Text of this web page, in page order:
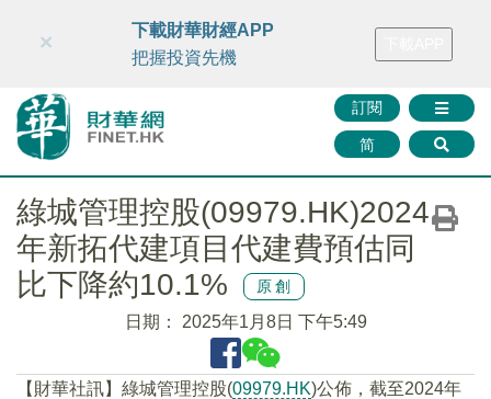
財華智庫網 FINTV FINMETA 財華證券 媒體矩陣
訂閱
简
×
下載財華財經APP
把握投資先機
綠城管理控股(09979.HK)2024
年新拓代建項目代建費預估同
比下降約10.1%
原創
日期： 2025年1月8日 下午5:49
【財華社訊】綠城管理控股(09979.HK)公佈，截至2024年